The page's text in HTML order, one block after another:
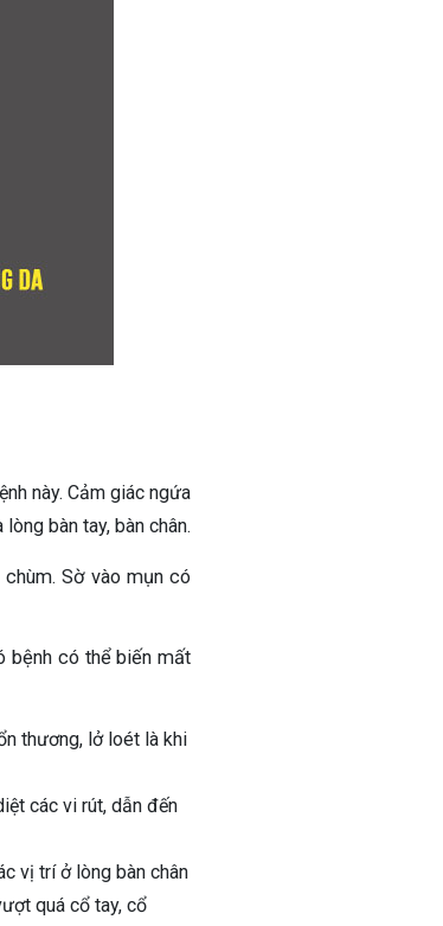
này. Cảm giác ngứa
bàn tay, bàn chân.
Sờ vào mụn có
bệnh có thể biến mất
thương, lở loét là khi
các vi rút, dẫn đến
vị trí ở lòng bàn chân
quá cổ tay, cổ